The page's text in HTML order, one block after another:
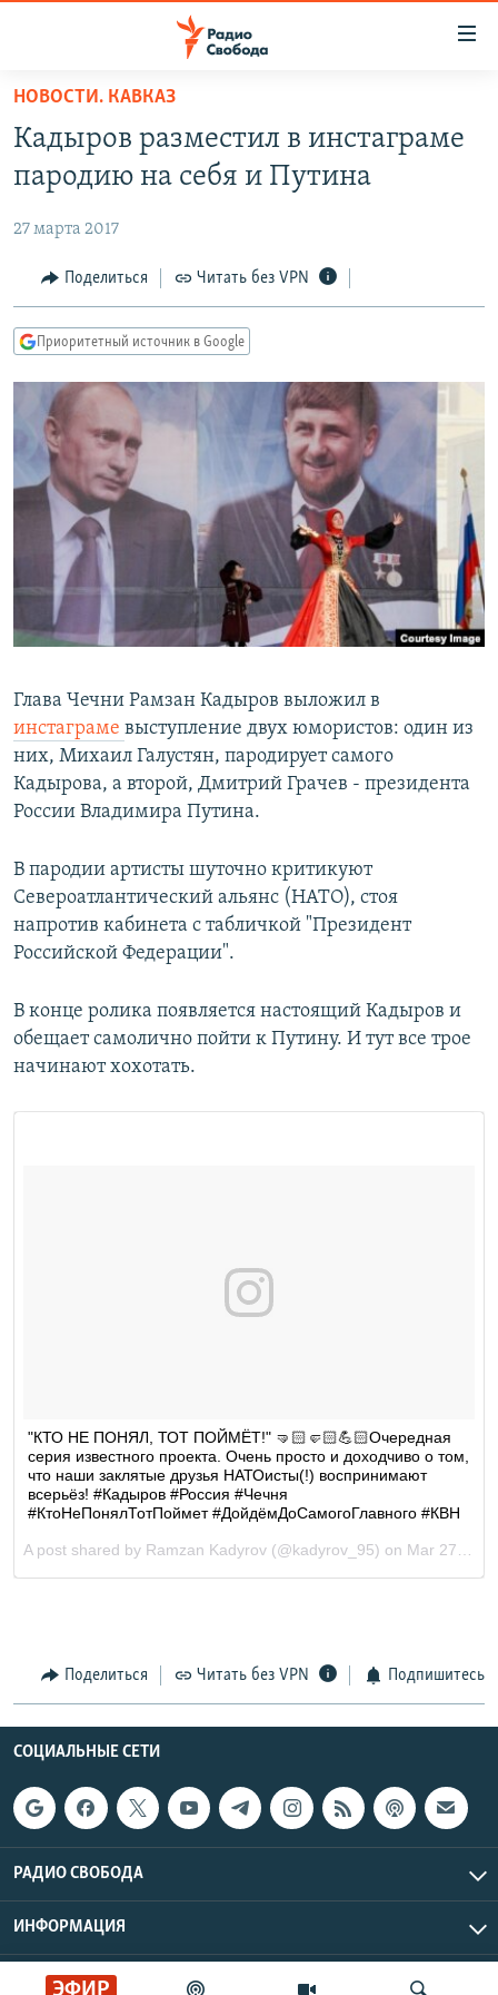
упрощенного
доступа
основному
Вернутся
главной
навигации
Вернутся
поиску
ПОДКАСТЫ
АВТОРСКИЕ ПРОЕКТЫ
ЦИТАТЫ СВОБОДЫ
МНЕНИЯ
IDEL.РЕАЛИИ
КАВКАЗ.РЕАЛИИ
СЕВЕР.РЕАЛИИ
СИБИРЬ.РЕАЛИИ
РАСПИСАНИЕ ВЕЩАНИЯ
ПОДПИШИТЕСЬ НА РАССЫЛКУ
СОЦИАЛЬНЫЕ СЕТИ
Все сайты РСЕ/РС
ЭФИР
НОВОСТИ. КАВКАЗ
Кадыров разместил в инстаграме
пародию на себя и Путина
27 марта 2017
Поделиться Читать без VPN
Приоритетный источник в Google
Глава Чечни Рамзан Кадыров выложил в
инстаграме выступление двух юмористов: один из
них, Михаил Галустян, пародирует самого
Кадырова, а второй, Дмитрий Грачев - президента
России Владимира Путина.
В пародии артисты шуточно критикуют
Североатлантический альянс (НАТО), стоя
напротив кабинета с табличкой "Президент
Российской Федерации".
В конце ролика появляется настоящий Кадыров и
обещает самолично пойти к Путину. И тут все трое
начинают хохотать.
Поделиться Читать без VPN Подпишитесь
СОЦИАЛЬНЫЕ СЕТИ
РАДИО СВОБОДА
ИНФОРМАЦИЯ
Радио Свобода © 2026 RFE/RL, Inc. | Все права защищены.